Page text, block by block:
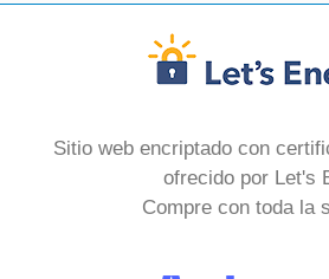
Sitio web encriptado con
ofrecido por Let's
Compre con toda la